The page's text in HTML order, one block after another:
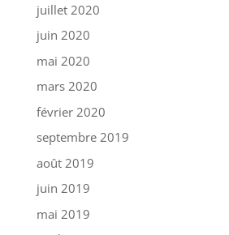
juillet 2020
juin 2020
mai 2020
mars 2020
février 2020
septembre 2019
août 2019
juin 2019
mai 2019